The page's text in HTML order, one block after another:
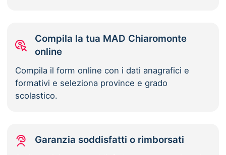
Compila la tua MAD Chiaromonte
online
Compila il form online con i dati anagrafici e
formativi e seleziona province e grado
scolastico.
Garanzia soddisfatti o rimborsati